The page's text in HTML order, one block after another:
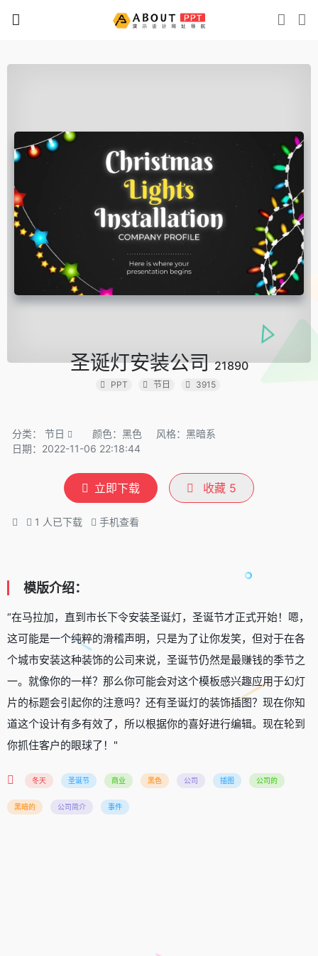
圣诞灯安装公司21890
PPT 节日 3915
分类： 节日 颜色：黑色
风格：黑暗系
日期：2022-11-06 22:18:44
立即下载 收藏 5
1 人已下载 手机查看
模版介绍：
“在马拉加，直到市长下令安装圣诞灯，圣诞节才正式开始！嗯，
这可能是一个纯粹的滑稽声明，只是为了让你发笑，但对于在各
个城市安装这种装饰的公司来说，圣诞节仍然是最赚钱的季节之
一。就像你的一样？那么你可能会对这个模板感兴趣应用于幻灯
片的标题会引起你的注意吗？还有圣诞灯的装饰插图？现在你知
道这个设计有多有效了，所以根据你的喜好进行编辑。现在轮到
你抓住客户的眼球了！"
冬天 圣诞节 商业 黑色 公司 插图 公司的
黑暗的 公司简介 事件